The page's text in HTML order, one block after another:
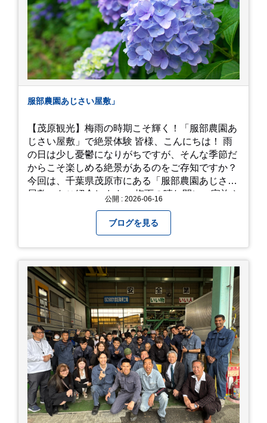
服部農園あじさい屋敷」
【茂原観光】梅雨の時期こそ輝く！「服部農園あ
じさい屋敷」で絶景体験 皆様、こんにちは！ 雨
の日は少し憂鬱になりがちですが、そんな季節だ
からこそ楽しめる絶景があるのをご存知ですか？
今回は、千葉県茂原市にある「服部農園あじさい
屋敷」をご紹介します。 梅雨の晴れ間に、家族や
め尽くす「あじさい」 服部農園あじさい屋敷の魅
力は、なんといってもそのスケール感。約18,000
平方メートルの広大な敷地に、なんと250種類以
上・約20,000株ものアジサイが植えられていま
す。 山肌を埋め尽くすように咲き誇るブルー、ピ
ンク、紫のアジサイは圧巻の一言。 歩道が整備さ
れているので、アジサイの中に囲まれるような感
覚で散策を楽しめます。 写真好きにはたまらない
「フォトジェニック」な景色 あじさい屋敷は、ど
こを切り取っても絵になる場所ばかり。 高い場所
からの眺望: 敷地が高い位置にあるため、あじさ
い越しに広がる茂原の景色を一望できます。 小道
での撮影: アジサイの小道を歩いている後ろ姿
は、とても幻想的で素敵な写真になりますよ。 梅
雨の季節特有の「しっとりと濡れたアジサイ」も
公開 : 2026-06-16
ブログを見る